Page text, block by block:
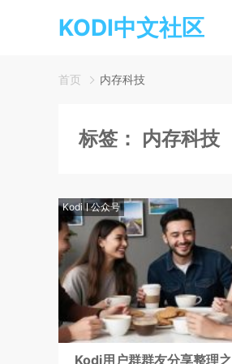
KODI中文社区
首页 内存科技
标签： 内存科技
Kodi 公众号
Kodi用户群群友分享整理之